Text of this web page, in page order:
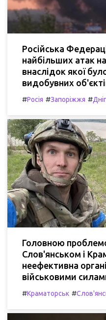
Російська
найбільших атак
внаслідок якої
видобувних
#Росія #Запоріжжя #
Головною
Слов'янськом і
неефективна
військовими
#Краматорськ #